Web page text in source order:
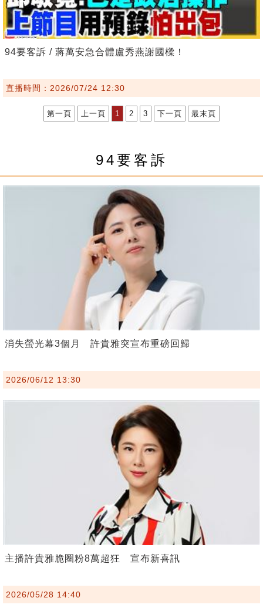
94要客訴 / 蔣萬安急合體盧秀燕謝國樑！
直播時間：2026/07/24 12:30
第一頁 上一頁 1 2 3 下一頁 最末頁
94要客訴
消失螢光幕3個月 許貴雅突宣布重磅回歸
2026/06/12 13:30
主播許貴雅脆圈粉8萬超狂 宣布新喜訊
2026/05/28 14:40